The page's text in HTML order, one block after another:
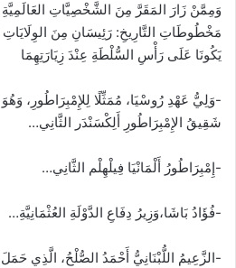
وَمِمَّنْ زَارَ المَقَرَّ مِنَ الشَّخْصِيَّاتِ العَالَمِيَّةِ
مَخْطُوطَاتِ التَّارِيخِ: رَئِيسَانِ مِنَ الوِلَايَاتِ
يَكُونَا عَلَى رَأْسِ السُّلْطَةِ عِنْدَ زِيَارَتِهِمَا
-وَلِيُّ عَهْدِ رُوسْيَا، مُمَثِّلًا لِلإِمْبِرَاطُورِ،
شَقِيقُ الإِمْبِرَاطُورِ أَلِكْسَنْدَر الثَّانِي…
-إِمْبِرَاطُورُ أَلْمَانْيَا فِيلْهِلْم الثَّانِي…
-فُؤَادُ بَاشَا،وَزِيرُ دِفَاعِ الدَّوْلَةِ العُثْمَانِيَّةِ…
-الزَّعِيمُ اللُّبْنَانِيُّ أَحْمَدُ الصُّلْحُ، الَّذِي